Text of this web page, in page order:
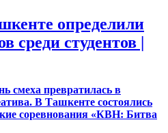
определили
студентов |
смеха превратилась в
В Ташкенте состоялись
соревнования «КВН: Битва